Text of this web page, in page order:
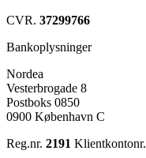
CVR. 37299766
Bankoplysninger
Nordea
Vesterbrogade 8
Postboks 0850
0900 København C
Reg.nr. 2191 Klientkontonr.